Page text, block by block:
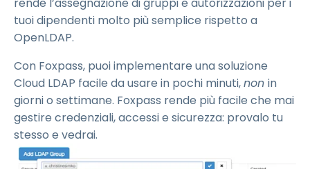
rende l’assegnazione di gruppi e autorizzazioni per i
tuoi dipendenti molto più semplice rispetto a
OpenLDAP.
Con Foxpass, puoi implementare una soluzione
Cloud LDAP facile da usare in pochi minuti,non in
giorni o settimane. Foxpass rende più facile che mai
gestire credenziali, accessi e sicurezza: provalo tu
stesso e vedrai.